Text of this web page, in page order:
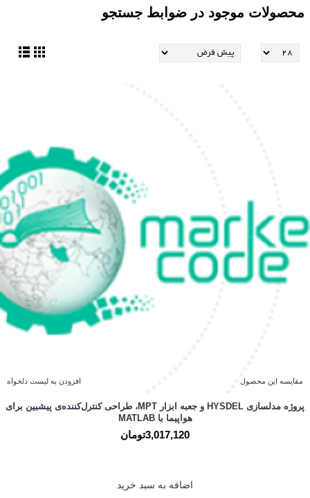
محصولات موجود در ضوابط جستجو
افزودن به لیست دلخواه مقایسه این محصول
پروژه مدلسازی HYSDEL و جعبه ابزار MPT، طراحی کنترل‌کننده‌ی پیشبین برای
هواپیما با MATLAB
3,017,120تومان
اضافه به سبد خرید